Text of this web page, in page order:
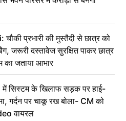
प्रभारी की मुस्तैदी से छात्र को
जरूरी दस्तावेज सुरक्षित पाकर छात्र
का जताया आभार
सिस्टम के खिलाफ सड़क पर हाई-
गर्दन पर चाकू रख बोला- CM को
वायरल